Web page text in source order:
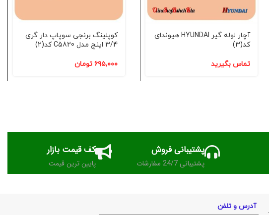
آچار لوله گیر HYUNDAI هیوندای
کد(3)
تماس بگیرید
کوپلینگ برنجی سوپاپ دار گری
3/4 اینچ مدل C5820 کد(2)
۶۹۵,۰۰۰ تومان
پشتیبانی فروش
پشتیبانی 24/7 سفارشات
کف قیمت بازار
پایین ترین قیمت
آدرس و تلفن